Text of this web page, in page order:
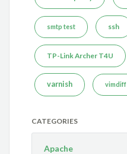
smtp test ssh
TP-Link Archer T4U
varnish vimdiff
CATEGORIES
Apache